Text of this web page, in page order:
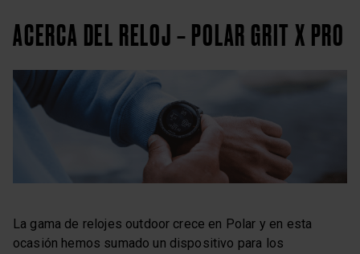
ACERCA DEL RELOJ – POLAR GRIT X PRO
La gama de relojes outdoor crece en Polar y en esta
ocasión hemos sumado un dispositivo para los